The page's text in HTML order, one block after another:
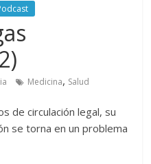
Medicina, Salud
de circulación legal, su
se torna en un problema